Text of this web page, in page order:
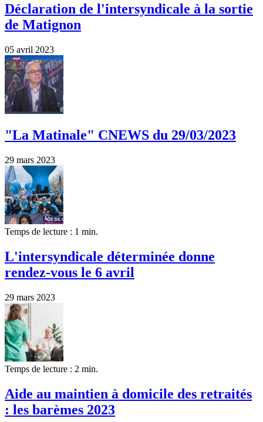
Déclaration de l'intersyndicale à la sortie
de Matignon
05 avril 2023
"La Matinale" CNEWS du 29/03/2023
29 mars 2023
Temps de lecture : 1 min.
L'intersyndicale déterminée donne
rendez-vous le 6 avril
29 mars 2023
Temps de lecture : 2 min.
Aide au maintien à domicile des retraités
: les barèmes 2023